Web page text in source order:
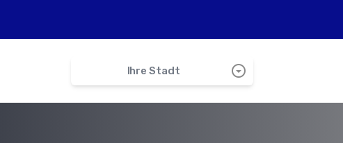
Ihre Stadt arrow_drop_down_circle